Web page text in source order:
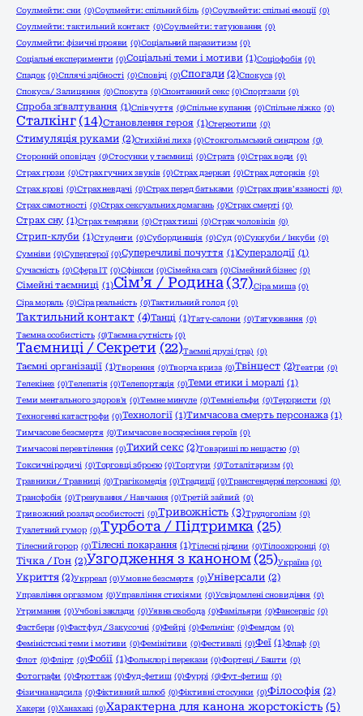
Соулмейти: сни (0)Соулмейти: спільний біль (0)Соулмейти: спільні емоції (0)
Соулмейти: тактильний контакт (0)Соулмейти: татуювання (0)
Соулмейти: фізичні прояви (0)Соціальний паразитизм (0)
Соціальні експерименти (0)Соціальні теми і мотиви (1)Соціофобія (0)
Спадок (0)Сплячі здібності (0)Сповіді (0)Спогади (2)Спокуса (0)
Спокуса / Залицяння (0)Спокута (0)Спонтанний секс (0)Спортзали (0)
Спроба зґвалтування (1)Співчуття (0)Спільне купання (0)Спільне ліжко (0)
Сталкінг (14)Становлення героя (1)Стереотипи (0)
Стимуляція руками (2)Стихійні лиха (0)Стокгольмський синдром (0)
Сторонній оповідач (0)Стосунки у таємниці (0)Страта (0)Страх води (0)
Страх грози (0)Страх гучних звуків (0)Страх дзеркал (0)Страх доторків (0)
Страх крові (0)Страх невдачі (0)Страх перед батьками (0)Страх прив’язаності (0)
Страх самотності (0)Страх сексуальних домагань (0)Страх смерті (0)
Страх сну (1)Страх темряви (0)Страх тиші (0)Страх чоловіків (0)
Стрип-клуби (1)Студенти (0)Субординація (0)Суд (0)Суккуби / Інкуби (0)
Сумніви (0)Супергерої (0)Суперечливі почуття (1)Суперзлодії (1)
Сучасність (0)Сфера ІТ (0)Сфінкси (0)Сімейна сага (0)Сімейний бізнес (0)
Сімейні таємниці (1)Сім’я / Родина (37)Сіра миша (0)
Сіра мораль (0)Сіра реальність (0)Тактильний голод (0)
Тактильний контакт (4)Танці (1)Тату-салони (0)Татуювання (0)
Таємна особистість (0)Таємна сутність (0)
Таємниці / Секрети (22)Таємні друзі (гра) (0)
Таємні організації (1)Творення (0)Творча криза (0)Твінцест (2)Театри (0)
Телекінез (0)Телепатія (0)Телепортація (0)Теми етики і моралі (1)
Теми ментального здоров'я (0)Темне минуле (0)Темні ельфи (0)Терористи (0)
Техногенні катастрофи (0)Технології (1)Тимчасова смерть персонажа (1)
Тимчасове безсмертя (0)Тимчасове воскресіння героїв (0)
Тимчасові перевтілення (0)Тихий секс (2)Товариші по нещастю (0)
Токсичні родичі (0)Торговці зброєю (0)Тортури (0)Тоталітаризм (0)
Травники / Травниці (0)Трагікомедія (0)Традиції (0)Трансгендерні персонажі (0)
Трансфобія (0)Тренування / Навчання (0)Третій зайвий (0)
Тривожний розлад особистості (0)Тривожність (3)Трудоголізм (0)
Туалетний гумор (0)Турбота / Підтримка (25)
Тілесний горор (0)Тілесні покарання (1)Тілесні рідини (0)Тілоохоронці (0)
Тічка / Гон (2)Узгодження з каноном (25)Україна (0)
Укриття (2)Укрреал (0)Умовне безсмертя (0)Універсали (2)
Управління оргазмом (0)Управління стихіями (0)Усвідомлені сновидіння (0)
Утримання (0)Учбові заклади (0)Уявна свобода (0)Фамільяри (0)Фансервіс (0)
Фастберн (0)Фастфуд / Закусочні (0)Фейрі (0)Фельчінг (0)Фемдом (0)
Феміністські теми і мотиви (0)Фемінітиви (0)Фестивалі (0)Феї (1)Флаф (0)
Флот (0)Флірт (0)Фобії (1)Фольклор і перекази (0)Фортеці / Башти (0)
Фотографи (0)Фроттаж (0)Фуд-фетиш (0)Фуррі (0)Фут-фетиш (0)
Фізична надсила (0)Фіктивний шлюб (0)Фіктивні стосунки (0)Філософія (2)
Хакери (0)Ханахакі (0)Характерна для канона жорстокість (5)